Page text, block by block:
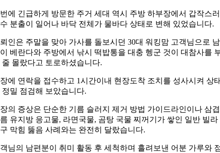
에 긴급하게 방문한 주거 세대 역시 주방 하부장에서 갑작스
분출이 일어나 바닥 전체가 물바다 상태로 변해 있었습니다.
인은 주말을 맞아 가사를 돌보시던 30대 워킹맘 고객님으로
베란다와 주방에서 낚시 떡밥통을 대충 헹군 것이 대참사를
줄 몰랐다고 토로하셨습니다.
에 연락을 접수하고 1시간이내 현장도착 조치를 성사시켜 상
정밀 점검해 보았습니다.
의 증상은 단순한 기름 슬러지 제거 방법 가이드라인이나 삼
유지방 응고물, 라면국물, 곰탕 국물 찌꺼기가 쌓인 일반 빌라
막힘 뚫음 사례와는 완전히 달랐습니다.
님의 남편분이 취미 활동 후 세척하며 흘려보낸 어분 가루와